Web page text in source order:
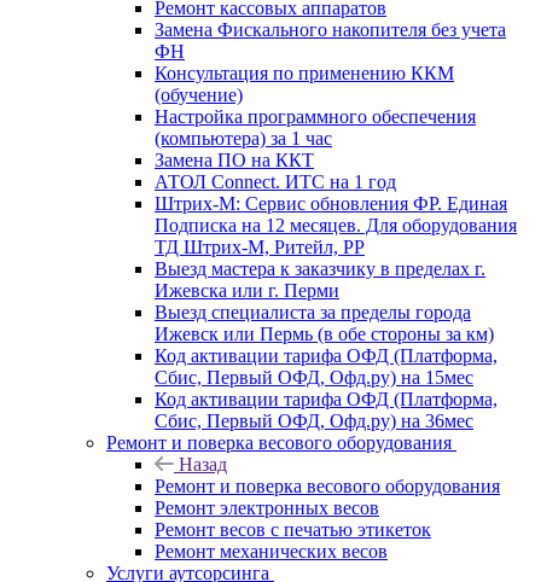
Ремонт кассовых аппаратов
Замена Фискального накопителя без учета
ФН
Консультация по применению ККМ
(обучение)
Настройка программного обеспечения
(компьютера) за 1 час
Замена ПО на ККТ
АТОЛ Connect. ИТС на 1 год
Штрих-М: Сервис обновления ФР. Единая
Подписка на 12 месяцев. Для оборудования
ТД Штрих-М, Ритейл, РР
Выезд мастера к заказчику в пределах г.
Ижевска или г. Перми
Выезд специалиста за пределы города
Ижевск или Пермь (в обе стороны за км)
Код активации тарифа ОФД (Платформа,
Сбис, Первый ОФД, Офд.ру) на 15мес
Код активации тарифа ОФД (Платформа,
Сбис, Первый ОФД, Офд.ру) на 36мес
Ремонт и поверка весового оборудования
Назад
Ремонт и поверка весового оборудования
Ремонт электронных весов
Ремонт весов с печатью этикеток
Ремонт механических весов
Услуги аутсорсинга